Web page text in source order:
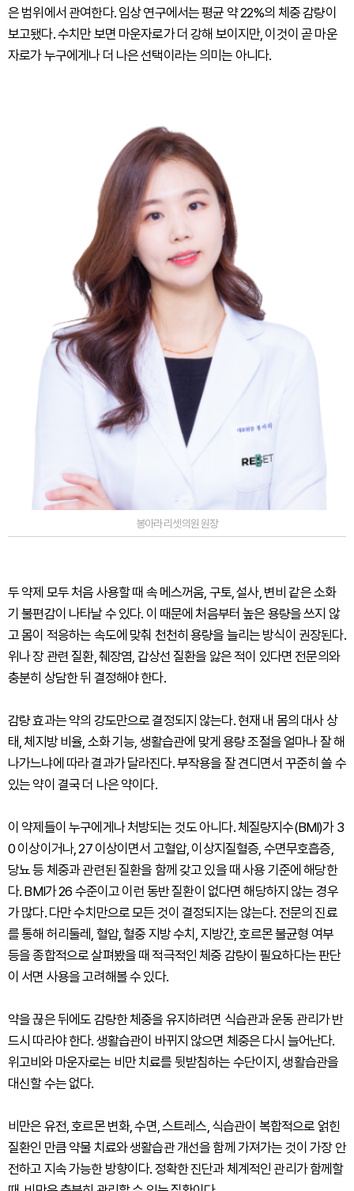
은 범위에서 관여한다. 임상 연구에서는 평균 약 22%의 체중 감량이
보고됐다. 수치만 보면 마운자로가 더 강해 보이지만, 이것이 곧 마운
자로가 누구에게나 더 나은 선택이라는 의미는 아니다.
봉아라 리셋의원 원장
두 약제 모두 처음 사용할 때 속 메스꺼움, 구토, 설사, 변비 같은 소화
기 불편감이 나타날 수 있다. 이 때문에 처음부터 높은 용량을 쓰지 않
고 몸이 적응하는 속도에 맞춰 천천히 용량을 늘리는 방식이 권장된다.
위나 장 관련 질환, 췌장염, 갑상선 질환을 앓은 적이 있다면 전문의와
충분히 상담한 뒤 결정해야 한다.
감량 효과는 약의 강도만으로 결정되지 않는다. 현재 내 몸의 대사 상
태, 체지방 비율, 소화 기능, 생활습관에 맞게 용량 조절을 얼마나 잘 해
나가느냐에 따라 결과가 달라진다. 부작용을 잘 견디면서 꾸준히 쓸 수
있는 약이 결국 더 나은 약이다.
이 약제들이 누구에게나 처방되는 것도 아니다. 체질량지수(BMI)가 3
0 이상이거나, 27 이상이면서 고혈압, 이상지질혈증, 수면무호흡증,
당뇨 등 체중과 관련된 질환을 함께 갖고 있을 때 사용 기준에 해당한
다. BMI가 26 수준이고 이런 동반 질환이 없다면 해당하지 않는 경우
가 많다. 다만 수치만으로 모든 것이 결정되지는 않는다. 전문의 진료
를 통해 허리둘레, 혈압, 혈중 지방 수치, 지방간, 호르몬 불균형 여부
등을 종합적으로 살펴봤을 때 적극적인 체중 감량이 필요하다는 판단
이 서면 사용을 고려해볼 수 있다.
약을 끊은 뒤에도 감량한 체중을 유지하려면 식습관과 운동 관리가 반
드시 따라야 한다. 생활습관이 바뀌지 않으면 체중은 다시 늘어난다.
위고비와 마운자로는 비만 치료를 뒷받침하는 수단이지, 생활습관을
대신할 수는 없다.
비만은 유전, 호르몬 변화, 수면, 스트레스, 식습관이 복합적으로 얽힌
질환인 만큼 약물 치료와 생활습관 개선을 함께 가져가는 것이 가장 안
전하고 지속 가능한 방향이다. 정확한 진단과 체계적인 관리가 함께할